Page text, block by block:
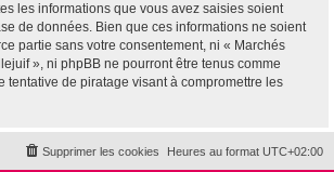
les informations que vous avez saisies soient
de données. Bien que ces informations ne soient
partie sans votre consentement, ni « Marchés
», ni phpBB ne pourront être tenus comme
tentative de piratage visant à compromettre les
Heures au format UTC+02:00
Supprimer les cookies